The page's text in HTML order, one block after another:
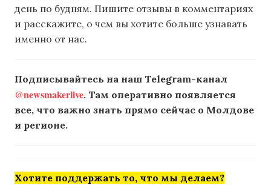
день по будням. Пишите отзывы в комментариях
и расскажите, о чем вы хотите больше узнавать
именно от нас.
Подписывайтесь на наш Telegram-канал
@newsmakerlive. Там оперативно появляется
все, что важно знать прямо сейчас о Молдове
и регионе.
Хотите поддержать то, что мы делаем?